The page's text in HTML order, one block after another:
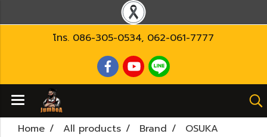
โทร. 086-305-0534, 062-061-7777
Home All products Brand
OSUKA